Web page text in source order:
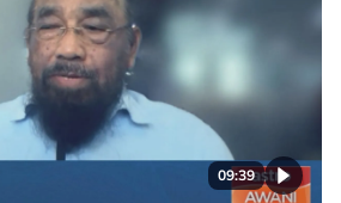
09:39